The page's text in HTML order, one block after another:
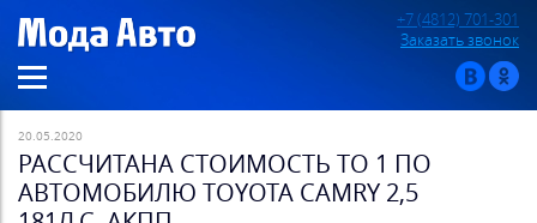
+7 (4812) 701-301
Заказать звонок
20.05.2020
РАССЧИТАНА СТОИМОСТЬ ТО 1 ПО
АВТОМОБИЛЮ TOYOTA CAMRY 2,5